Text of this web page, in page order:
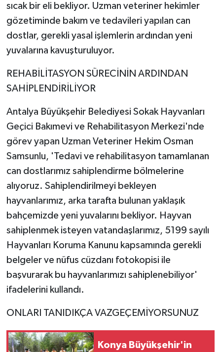
sıcak bir eli bekliyor. Uzman veteriner hekimler
gözetiminde bakım ve tedavileri yapılan can
dostlar, gerekli yasal işlemlerin ardından yeni
yuvalarına kavuşturuluyor.
REHABİLİTASYON SÜRECİNİN ARDINDAN
SAHİPLENDİRİLİYOR
Antalya Büyükşehir Belediyesi Sokak Hayvanları
Geçici Bakımevi ve Rehabilitasyon Merkezi'nde
görev yapan Uzman Veteriner Hekim Osman
Samsunlu, 'Tedavi ve rehabilitasyon tamamlanan
can dostlarımız sahiplendirme bölmelerine
alıyoruz. Sahiplendirilmeyi bekleyen
hayvanlarımız, arka tarafta bulunan yaklaşık
bahçemizde yeni yuvalarını bekliyor. Hayvan
sahiplenmek isteyen vatandaşlarımız, 5199 sayılı
Hayvanları Koruma Kanunu kapsamında gerekli
belgeler ve nüfus cüzdanı fotokopisi ile
başvurarak bu hayvanlarımızı sahiplenebiliyor'
ifadelerini kullandı.
ONLARI TANIDIKÇA VAZGEÇEMİYORSUNUZ
Konya Büyükşehir'in